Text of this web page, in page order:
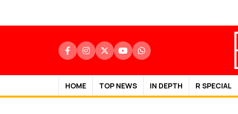
HOME TOP NEWS IN DEPTH R SPECIAL